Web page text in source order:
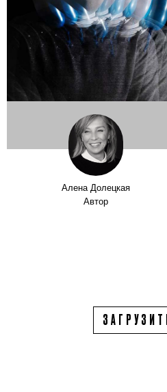
Алена Долецкая
Автор